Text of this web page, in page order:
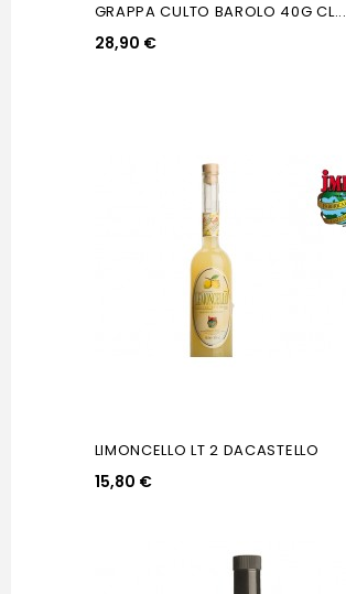
GRAPPA CULTO BAROLO 40G CL...
28,90 €
LIMONCELLO LT 2 DACASTELLO
15,80 €